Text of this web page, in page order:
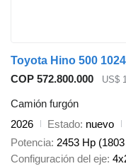
COP 572.800.000 US$
Camión furgón
2026
Estado nuevo
Potencia 2453 Hp
Configuración del eje